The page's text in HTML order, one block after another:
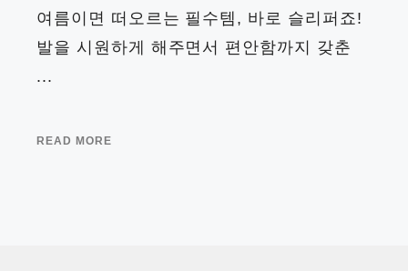
여름이면 떠오르는 필수템, 바로 슬리퍼죠!
발을 시원하게 해주면서 편안함까지 갖춘
...
READ MORE